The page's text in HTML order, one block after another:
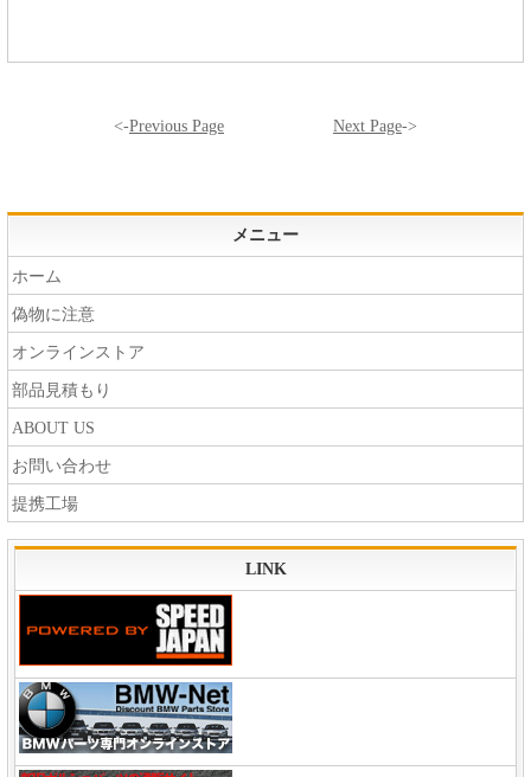
<-Previous Page Next Page->
メニュー
ホーム
偽物に注意
オンラインストア
部品見積もり
ABOUT US
お問い合わせ
提携工場
LINK